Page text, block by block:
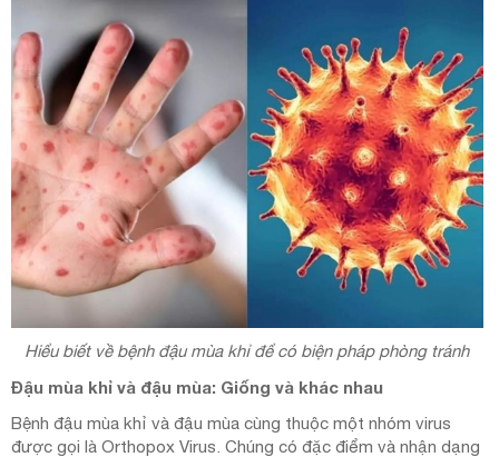
Hiểu biết về bệnh đậu mùa khỉ để có biện pháp phòng tránh
Đậu mùa khỉ và đậu mùa: Giống và khác nhau
Bệnh đậu mùa khỉ và đậu mùa cùng thuộc một nhóm virus
được gọi là Orthopox Virus. Chúng có đặc điểm và nhận dạng